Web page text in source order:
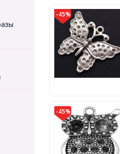
-45%
-45%